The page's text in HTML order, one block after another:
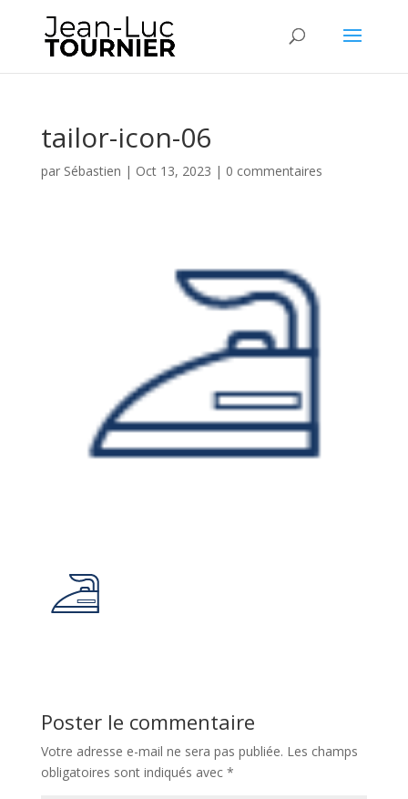
tailor-icon-06
par Sébastien | Oct 13, 2023 | 0 commentaires
Poster le commentaire
Votre adresse e-mail ne sera pas publiée. Les champs
obligatoires sont indiqués avec *